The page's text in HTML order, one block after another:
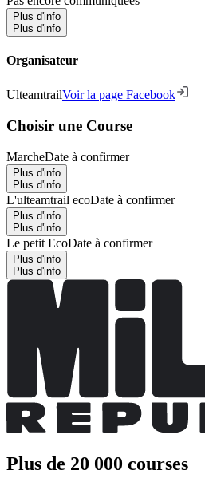
Plus d'info
Plus d'info
Organisateur
UlteamtrailVoir la page Facebook
Choisir une Course
MarcheDate à confirmer
Plus d'info
Plus d'info
L'ulteamtrail ecoDate à confirmer
Plus d'info
Plus d'info
Le petit EcoDate à confirmer
Plus d'info
Plus d'info
Plus de 20 000 courses